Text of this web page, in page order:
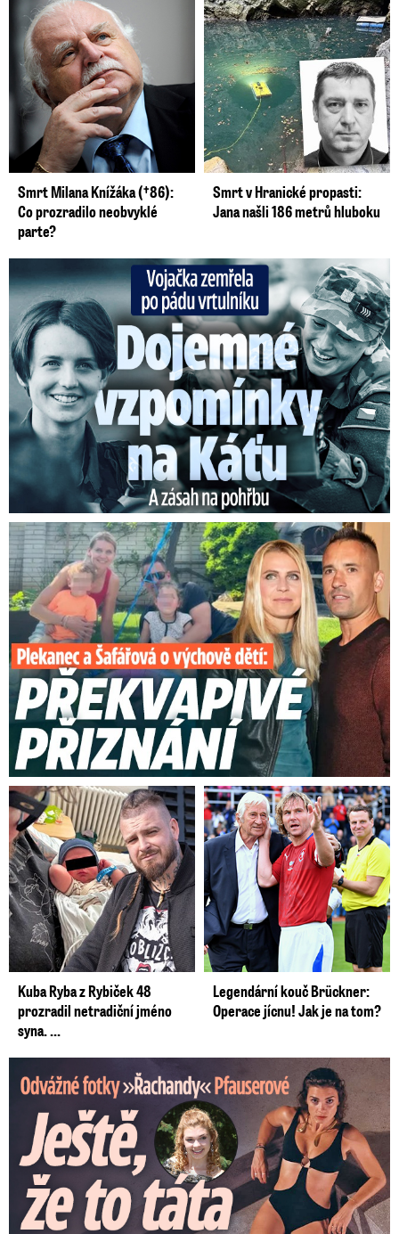
Smrt Milana Knížáka (†86):
Co prozradilo neobvyklé
parte?
Smrt v Hranické propasti:
Jana našli 186 metrů hluboku
Vojačka zemřela po pádu vrtulníku: Dojemné vzpomínky na ...
Plekanec a Šafářová o výchově dětí: Překvapivé přiznání
Kuba Ryba z Rybiček 48
prozradil netradiční jméno
syna. ...
Legendární kouč Brückner:
Operace jícnu! Jak je na tom?
Odvážné fotky Denisy Pfauserové: Ještě, že to táta nevidí